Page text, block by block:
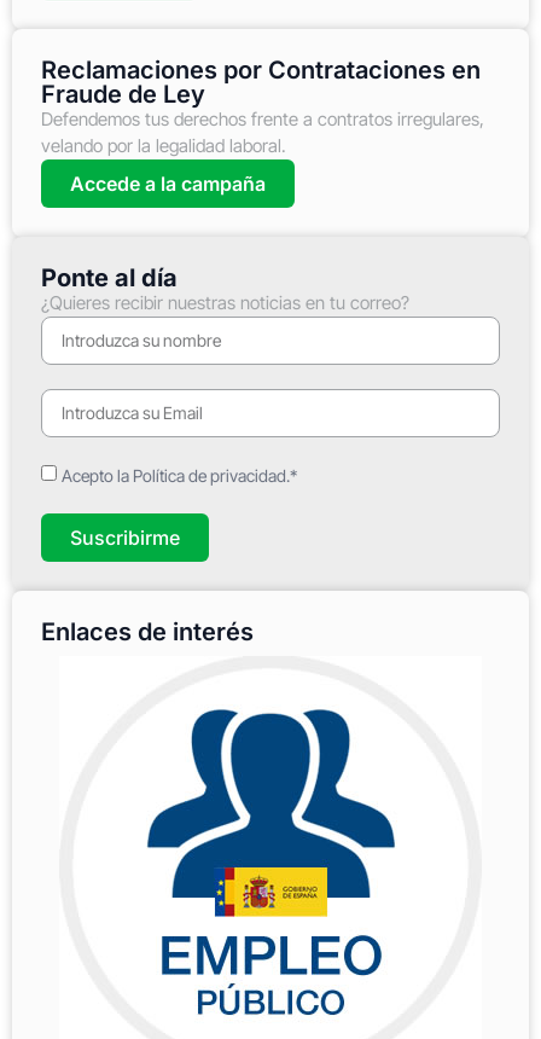
Reclamaciones por Contrataciones en
Fraude de Ley
Defendemos tus derechos frente a contratos irregulares,
velando por la legalidad laboral.
Accede a la campaña
Ponte al día
¿Quieres recibir nuestras noticias en tu correo?
Acepto la Política de privacidad.*
Suscribirme
Enlaces de interés